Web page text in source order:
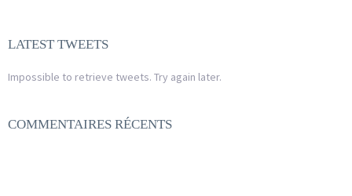
LATEST TWEETS
Impossible to retrieve tweets. Try again later.
COMMENTAIRES RÉCENTS